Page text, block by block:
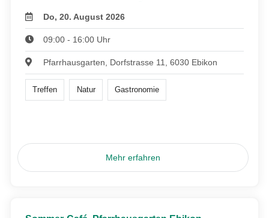
Do, 20. August 2026
09:00 - 16:00 Uhr
Pfarrhausgarten, Dorfstrasse 11, 6030 Ebikon
Treffen Natur Gastronomie
Mehr erfahren